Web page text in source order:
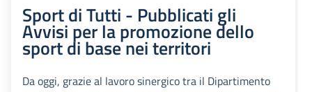
Sport di Tutti - Pubblicati gli
Avvisi per la promozione dello
sport di base nei territori
Da oggi, grazie al lavoro sinergico tra il Dipartimento